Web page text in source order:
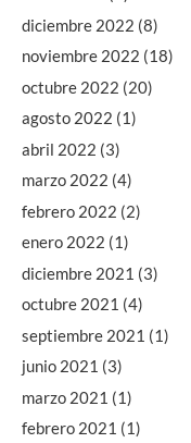
diciembre 2022 (8)
noviembre 2022 (18)
octubre 2022 (20)
agosto 2022 (1)
abril 2022 (3)
marzo 2022 (4)
febrero 2022 (2)
enero 2022 (1)
diciembre 2021 (3)
octubre 2021 (4)
septiembre 2021 (1)
junio 2021 (3)
marzo 2021 (1)
febrero 2021 (1)